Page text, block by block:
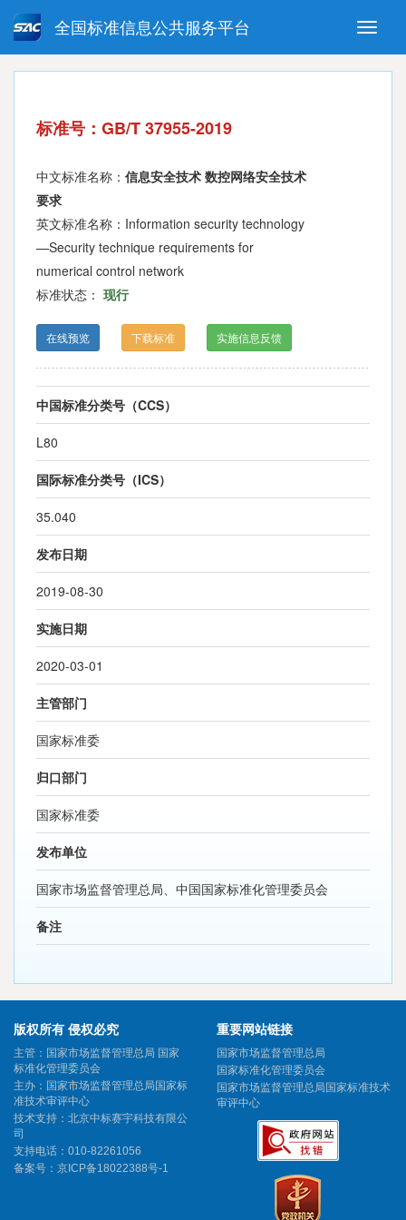
Toggle
全国标准信息公共服务平台
强制性国家标准 推荐性国家标准
指导性技术文件 (National standards in foreign
标准号：GB/T 37955-2019
中文标准名称： 信息安全技术 数控网络安全技术
要求
英文标准名称：Information security technology
—Security technique requirements for
numerical control network
标准状态： 现行
在线预览 下载标准 实施信息反馈
中国标准分类号（CCS）
L80
国际标准分类号（ICS）
35.040
发布日期
2019-08-30
实施日期
2020-03-01
主管部门
国家标准委
归口部门
国家标准委
发布单位
国家市场监督管理总局、中国国家标准化管理委员会
备注
版权所有 侵权必究
主管：国家市场监督管理总局 国家
标准化管理委员会
主办：国家市场监督管理总局国家标
准技术审评中心
技术支持：北京中标赛宇科技有限公
司
支持电话：010-82261056
备案号： 京ICP备18022388号-1
重要网站链接
国家市场监督管理总局
国家标准化管理委员会
国家市场监督管理总局国家标准技术
审评中心